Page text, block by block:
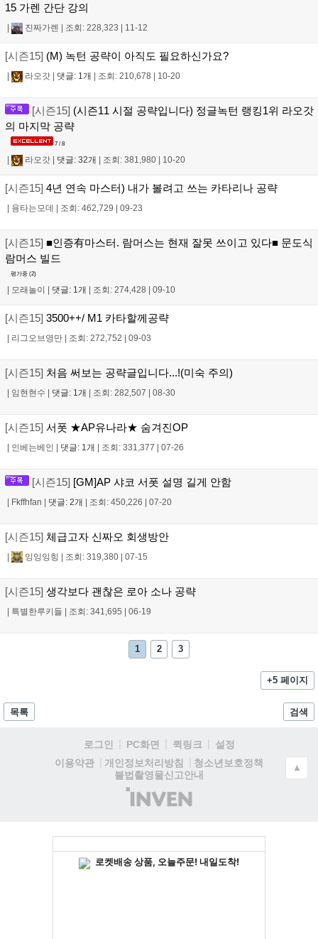
15 가렌 간단 강의
| 진짜가렌 | 조회: 228,323 | 11-12
[시즌15] (M) 녹턴 공략이 아직도 필요하신가요?
| 라오갓 | 댓글: 1개 | 조회: 210,678 | 10-20
[시즌15] (시즌11 시절 공략입니다) 정글녹턴 랭킹1위 라오갓
의 마지막 공략
7 / 8
라오갓 댓글: 32개 조회: 381,980 10-20
[시즌15] 4년 연속 마스터) 내가 볼려고 쓰는 카타리나 공략
용타는모데 조회: 462,729 09-23
[시즌15] ■인증有마스터. 람머스는 현재 잘못 쓰이고 있다■ 문도식
람머스 빌드
평가중 (2)
| 모래놀이 | 댓글: 1개 | 조회: 274,428 | 09-10
[시즌15] 3500++/ M1 카타할께공략
| 리그오브영만 | 조회: 272,752 | 09-03
[시즌15] 처음 써보는 공략글입니다...!(미숙 주의)
| 임현현수 | 댓글: 1개 | 조회: 282,507 | 08-30
[시즌15] 서폿 ★AP유나라★ 숨겨진OP
| 인베는베인 | 댓글: 1개 | 조회: 331,377 | 07-26
[시즌15] [GM]AP 샤코 서폿 설명 길게 안함
| Fkffhfan | 댓글: 2개 | 조회: 450,226 | 07-20
[시즌15] 체급고자 신짜오 회생방안
| 잉잉잉힝 | 조회: 319,380 | 07-15
[시즌15] 생각보다 괜찮은 로아 소나 공략
| 특별한루키들 | 조회: 341,695 | 06-19
1 2 3
+5 페이지
목록 검색
로그인 PC화면 퀵링크
설정
이용약관
개인정보처리방침
청소년보호정책
불법촬영물신고안내
(주)
인
▲